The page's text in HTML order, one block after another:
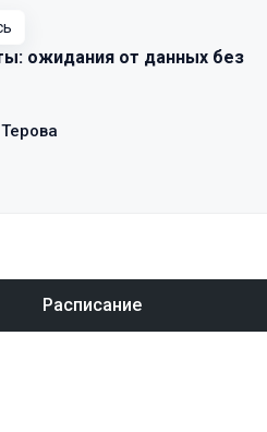
ожидания от данных без
Расписание